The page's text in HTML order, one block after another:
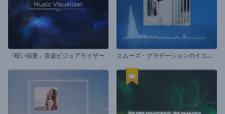
「暗い稲妻」音楽ビジュアライザー ス
ムーズ・グラデーションのイコライザー